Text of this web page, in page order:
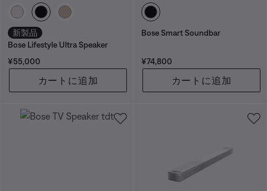
カラーの選択
新製品
Bose Lifestyle Ultra Speaker
価格:
¥55,000
カートに追加
カラーの選択
Bose Smart Soundbar
価格:
¥74,800
カートに追加